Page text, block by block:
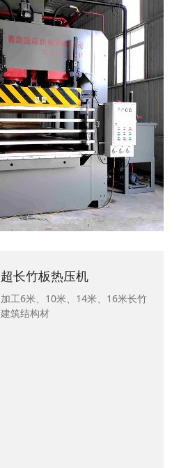
超长竹板热压机
加工6米、10米、14米、16米长竹
建筑结构材